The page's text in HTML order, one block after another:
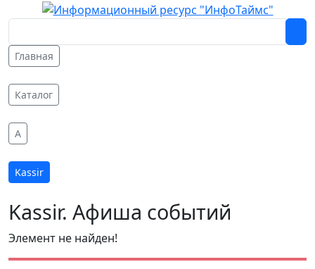
Главная
Каталог
A
Kassir
Kassir. Афиша событий
Элемент не найден!